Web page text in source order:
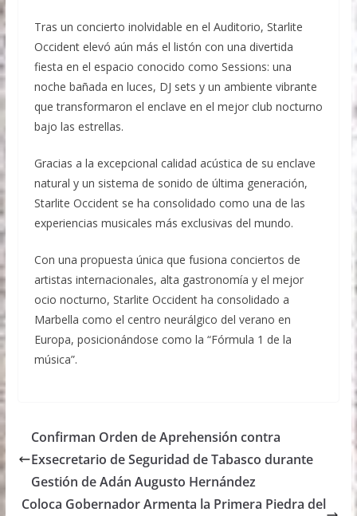
Tras un concierto inolvidable en el Auditorio, Starlite
Occident elevó aún más el listón con una divertida
fiesta en el espacio conocido como Sessions: una
noche bañada en luces, DJ sets y un ambiente vibrante
que transformaron el enclave en el mejor club nocturno
bajo las estrellas.
Gracias a la excepcional calidad acústica de su enclave
natural y un sistema de sonido de última generación,
Starlite Occident se ha consolidado como una de las
experiencias musicales más exclusivas del mundo.
Con una propuesta única que fusiona conciertos de
artistas internacionales, alta gastronomía y el mejor
ocio nocturno, Starlite Occident ha consolidado a
Marbella como el centro neurálgico del verano en
Europa, posicionándose como la “Fórmula 1 de la
música”.
Confirman Orden de Aprehensión contra
Exsecretario de Seguridad de Tabasco durante
Gestión de Adán Augusto Hernández
Coloca Gobernador Armenta la Primera Piedra del